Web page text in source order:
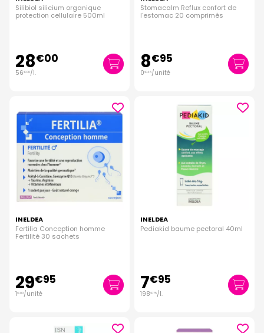
Silibiol silicium organique
protection cellulaire 500ml
28€00
56€00/l.
Stomacalm Reflux confort de
l'estomac 20 comprimés
8€95
0€45/unité
INELDEA
Fertilia Conception homme
Fertilité 30 sachets
29€95
1€00/unité
INELDEA
Pediakid baume pectoral 40ml
7€95
198€75/l.